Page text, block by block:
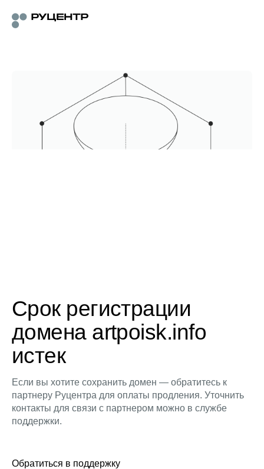
Срок регистрации
домена artpoisk.info
истек
Если вы хотите сохранить домен — обратитесь к
партнеру Руцентра для оплаты продления. Уточнить
контакты для связи с партнером можно в службе
поддержки.
Обратиться в поддержку